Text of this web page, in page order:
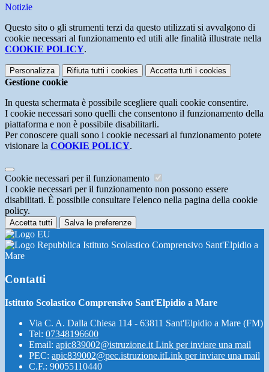
Notizie
Questo sito o gli strumenti terzi da questo utilizzati si avvalgono di
cookie necessari al funzionamento ed utili alle finalità illustrate nella
COOKIE POLICY.
Personalizza Rifiuta tutti i cookies Accetta tutti i cookies
Gestione cookie
In questa schermata è possibile scegliere quali cookie consentire.
I cookie necessari sono quelli che consentono il funzionamento della
piattaforma e non è possibile disabilitarli.
Per conoscere quali sono i cookie necessari al funzionamento potete
visionare la COOKIE POLICY.
Cookie necessari per il funzionamento
I cookie necessari per il funzionamento non possono essere
disabilitati. È possibile consultare l'elenco nella pagina della cookie
policy.
Accetta tutti Salva le preferenze
Istituto Scolastico Comprensivo Sant'Elpidio a
Mare
Contatti
Istituto Scolastico Comprensivo Sant'Elpidio a Mare
Via C. A. Dalla Chiesa 114 - 63811 Sant'Elpidio a Mare (FM)
Tel: 07348196600
Email: apic839002@istruzione.it Link per inviare una mail
PEC: apic839002@pec.istruzione.itLink per inviare una mail
C.F.: 90055110440